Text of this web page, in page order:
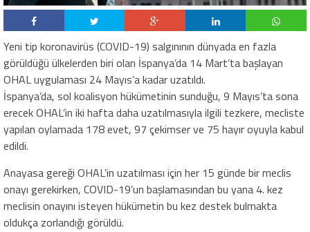
Yeni tip koronavirüs (COVID-19) salgınının dünyada en fazla
görüldüğü ülkelerden biri olan İspanya’da 14 Mart’ta başlayan
OHAL uygulaması 24 Mayıs’a kadar uzatıldı.
İspanya’da, sol koalisyon hükümetinin sunduğu, 9 Mayıs’ta sona
erecek OHAL’in iki hafta daha uzatılmasıyla ilgili tezkere, mecliste
yapılan oylamada 178 evet, 97 çekimser ve 75 hayır oyuyla kabul
edildi.
Anayasa gereği OHAL’in uzatılması için her 15 günde bir meclis
onayı gerekirken, COVID-19’un başlamasından bu yana 4. kez
meclisin onayını isteyen hükümetin bu kez destek bulmakta
oldukça zorlandığı görüldü.